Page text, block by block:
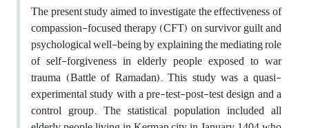
The present study aimed to investigate the effectiveness of
compassion-focused therapy (CFT) on survivor guilt and
psychological well-being by explaining the mediating role
of self-forgiveness in elderly people exposed to war
trauma (Battle of Ramadan). This study was a quasi-
experimental study with a pre-test-post-test design and a
control group. The statistical population included all